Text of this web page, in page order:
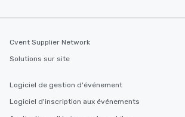
Cvent Supplier Network
Solutions sur site
Logiciel de gestion d'événement
Logiciel d'inscription aux événements